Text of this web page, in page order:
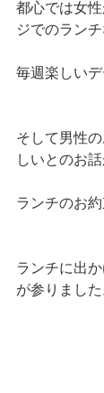
都心では女
ジでのラン
毎週楽しいデ
そして男性
しいとのお
ランチのお
ランチに出
が参りました